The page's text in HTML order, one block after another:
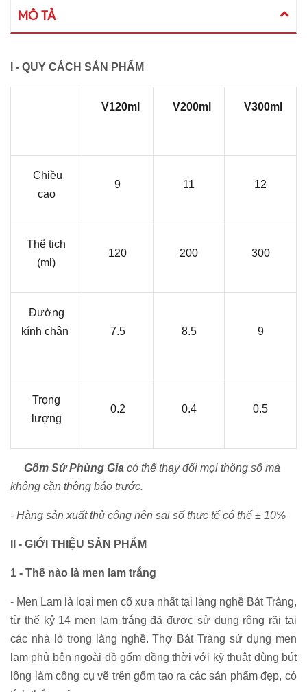
MÔ TẢ
I - QUY CÁCH SẢN PHẨM
V120ml V200ml V300ml
Chiều
cao
9 11 12
Thể tich
(ml)
120 200 300
Đường
kính chân
7.5 8.5 9
Trọng
lượng
0.2 0.4 0.5
Gốm Sứ Phùng Gia có thể thay đổi mọi thông số mà
không cần thông báo trước.
- Hàng sản xuất thủ công nên sai số thực tế có thể ± 10%
II - GIỚI THIỆU SẢN PHẨM
1 - Thế nào là men lam trắng
- Men Lam là loại men cổ xưa nhất tại làng nghề Bát Tràng,
từ thế kỷ 14 men lam trắng đã được sử dụng rộng rãi tại
các nhà lò trong làng nghề. Thợ Bát Tràng sử dụng men
lam phủ bên ngoài đồ gốm đồng thời với kỹ thuật dùng bút
lông làm công cụ vẽ trên gốm tạo ra các sản phẩm đẹp, có